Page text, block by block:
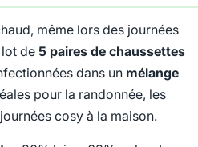
même lors des journées
de 5 paires de chaussettes
dans un mélange
pour la randonnée, les
cosy à la maison.